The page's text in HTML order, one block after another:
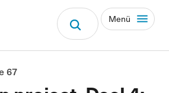
Menü
67